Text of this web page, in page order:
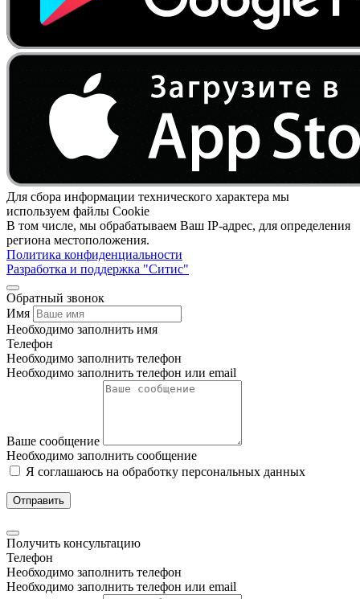
Для сбора информации технического характера мы
используем файлы Cookie
В том числе, мы обрабатываем Ваш IP-адрес, для определения
региона местоположения.
Политика конфиденциальности
Разработка и поддержка "Ситис"
Обратный звонок
Имя
Необходимо заполнить имя
Телефон
Необходимо заполнить телефон
Необходимо заполнить телефон или email
Ваше сообщение
Необходимо заполнить сообщение
Я соглашаюсь на обработку персональных данных
Отправить
Получить консультацию
Телефон
Необходимо заполнить телефон
Необходимо заполнить телефон или email